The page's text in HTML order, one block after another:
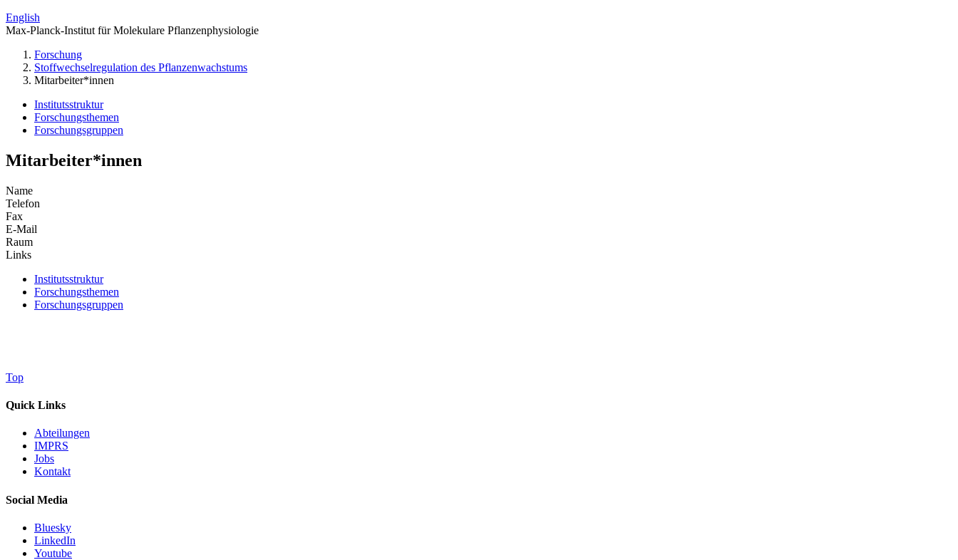
English
Max-Planck-Institut für Molekulare Pflanzenphysiologie
Forschung
Stoffwechselregulation des Pflanzenwachstums
Mitarbeiter*innen
Institutsstruktur
Forschungsthemen
Forschungsgruppen
Mitarbeiter*innen
Name
Telefon
Fax
E-Mail
Raum
Links
Institutsstruktur
Forschungsthemen
Forschungsgruppen
Top
Quick Links
Abteilungen
IMPRS
Jobs
Kontakt
Social Media
Bluesky
LinkedIn
Youtube